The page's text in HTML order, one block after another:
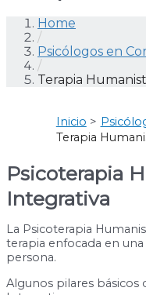
Home
/
Psicólogos en
/
Terapia
Inicio
Terapia
Psicoterapia
Integrativa
La Psicoterapia
terapia enfocada en
persona.
Algunos pilares básicos